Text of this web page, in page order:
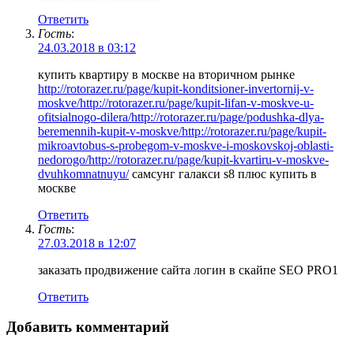
Ответить
Гость:
24.03.2018 в 03:12
купить квартиру в москве на вторичном рынке
http://rotorazer.ru/page/kupit-konditsioner-invertornij-v-
moskve/http://rotorazer.ru/page/kupit-lifan-v-moskve-u-
ofitsialnogo-dilera/http://rotorazer.ru/page/podushka-dlya-
beremennih-kupit-v-moskve/http://rotorazer.ru/page/kupit-
mikroavtobus-s-probegom-v-moskve-i-moskovskoj-oblasti-
nedorogo/http://rotorazer.ru/page/kupit-kvartiru-v-moskve-
dvuhkomnatnuyu/самсунг галакси s8 плюс купить в
москве
Ответить
Гость:
27.03.2018 в 12:07
заказать продвижение сайта логин в скайпе SEO PRO1
Ответить
Добавить комментарий